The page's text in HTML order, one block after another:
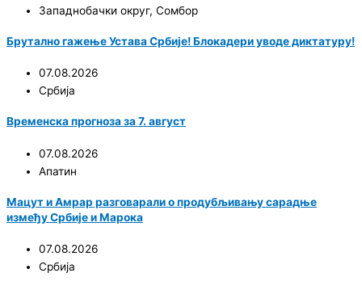
Западнобачки округ, Сомбор
Брутално гажење Устава Србије! Блокадери уводе диктатуру!
07.08.2026
Србија
Временска прогноза за 7. август
07.08.2026
Апатин
Мацут и Амрар разговарали о продубљивању сарадње
између Србије и Марока
07.08.2026
Србија